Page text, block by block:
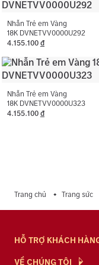
vàng.
Nhẫn Trẻ em Vàng
18K DVNETVV0000U292
4.155.100 đ
Nhẫn Trẻ em Vàng
18K DVNETVV0000U323
4.155.100 đ
Trang chủ Trang sức
HỖ TRỢ KHÁCH
Hỏi & Đáp
VỀ CHÚNG TÔI